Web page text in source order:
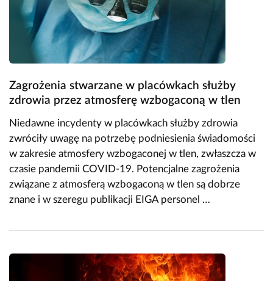
Zagrożenia stwarzane w placówkach służby
zdrowia przez atmosferę wzbogaconą w tlen
Niedawne incydenty w placówkach służby zdrowia
zwróciły uwagę na potrzebę podniesienia świadomości
w zakresie atmosfery wzbogaconej w tlen, zwłaszcza w
czasie pandemii COVID-19. Potencjalne zagrożenia
związane z atmosferą wzbogaconą w tlen są dobrze
znane i w szeregu publikacji EIGA personel …